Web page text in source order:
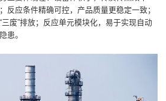
反应条件精确可控，产品质量更稳定一致；
废”排放；反应单元模块化，易于实现自动
患。